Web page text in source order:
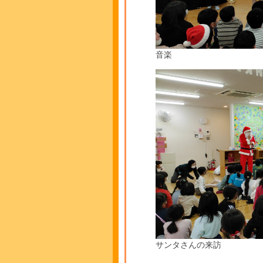
音楽
サンタさんの来訪